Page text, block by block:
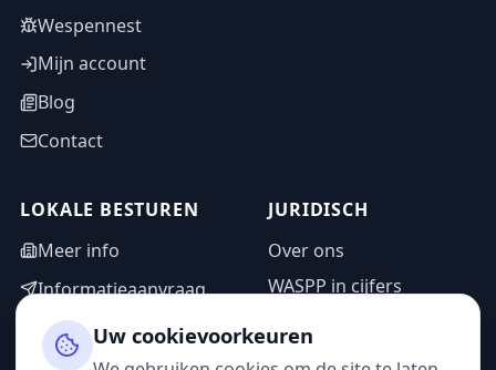
Wespennest
Mijn account
Blog
Contact
LOKALE BESTUREN
Meer info
Informatieaanvraag
Adminzone
JURIDISCH
Over ons
WASPP in cijfers
Privacybeleid
Uw cookievoorkeuren